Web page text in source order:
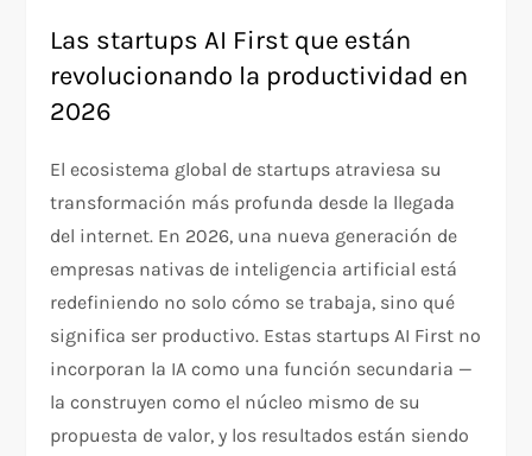
Las startups AI First que están
revolucionando la productividad en
2026
El ecosistema global de startups atraviesa su
transformación más profunda desde la llegada
del internet. En 2026, una nueva generación de
empresas nativas de inteligencia artificial está
redefiniendo no solo cómo se trabaja, sino qué
significa ser productivo. Estas startups AI First no
incorporan la IA como una función secundaria —
la construyen como el núcleo mismo de su
propuesta de valor, y los resultados están siendo